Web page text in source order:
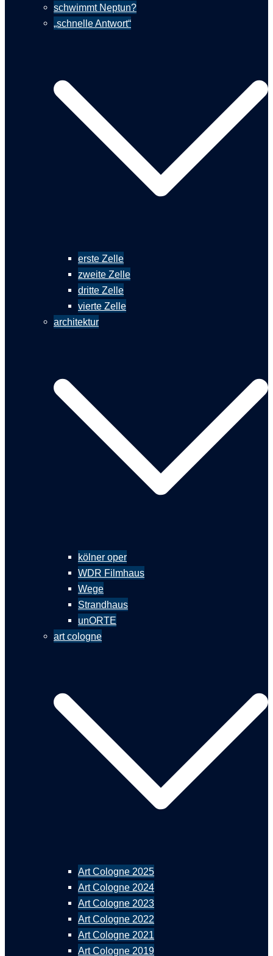
schwimmt Neptun?
„schnelle Antwort“
erste Zelle
zweite Zelle
dritte Zelle
vierte Zelle
architektur
kölner oper
WDR Filmhaus
Wege
Strandhaus
unORTE
art cologne
Art Cologne 2025
Art Cologne 2024
Art Cologne 2023
Art Cologne 2022
Art Cologne 2021
Art Cologne 2019